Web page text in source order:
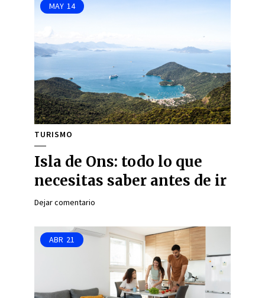
MAY 14
TURISMO
Isla de Ons: todo lo que
necesitas saber antes de ir
Dejar comentario
ABR 21